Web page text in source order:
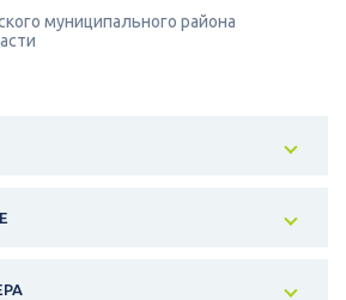
муниципального района